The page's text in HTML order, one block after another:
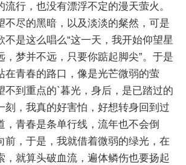
流行，也没有漂浮不定的漫天萤火。
不尽的黑暗，以及淡淡的粲然，可是
不是这么唱么“这一天，我开始仰望星
，梦并不远，只要你踮起脚尖”。于是
在青春的路口，像是光芒微弱的萤
不到重点的`暮光，身后，是已踏过的
刻，我真的好害怕，好想转身回到过
，青春是条单行线，流年也不会倒
前，于是，我就借着微弱的绿光，在
，就算头破血流，遍体鳞伤也要扬起